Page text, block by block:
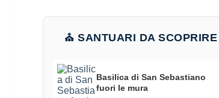
⛪ SANTUARI DA SCOPRIRE
Basilica di San Sebastiano
fuori le mura